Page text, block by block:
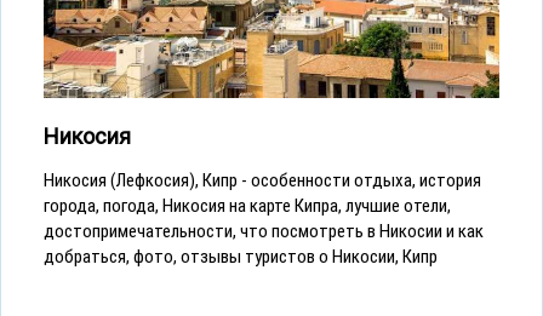
Никосия
Никосия (Лефкосия), Кипр - особенности отдыха, история
города, погода, Никосия на карте Кипра, лучшие отели,
достопримечательности, что посмотреть в Никосии и как
добраться, фото, отзывы туристов о Никосии, Кипр